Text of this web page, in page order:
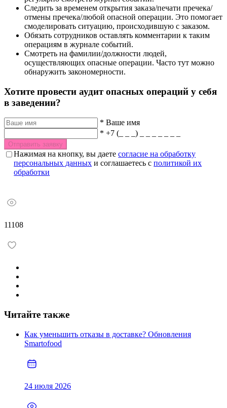
Следить за временем открытия заказа/печати пречека/
отмены пречека/любой опасной операции. Это помогает
смоделировать ситуацию, происходившую с заказом.
Обязать сотрудников оставлять комментарии к таким
операциям в журнале событий.
Смотреть на фамилии/должности людей,
осуществляющих опасные операции. Часто тут можно
обнаружить закономерности.
Хотите провести аудит опасных операций у себя
в заведении?
* Ваше имя
* +7 (_ _ _) _ _ _ _ _ _ _
Отправить заявку
Нажимая на кнопку, вы даетесогласие на обработку
персональных данных и соглашаетесь сполитикой их
обработки
11108
Читайте также
Как уменьшить отказы в доставке? Обновления
Smartofood
24 июля 2026